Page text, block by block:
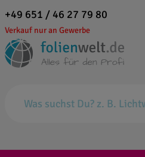
+49 651 / 46 27 79 80
Verkauf nur an Gewerbe